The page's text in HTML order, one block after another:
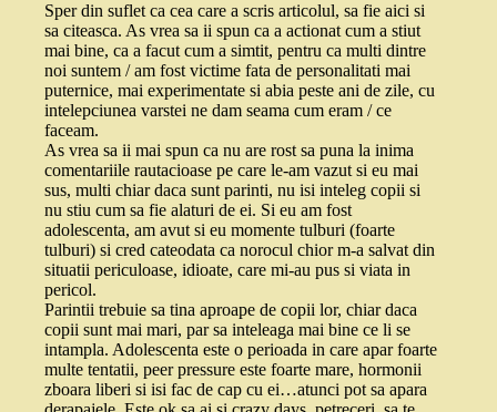
Sper din suflet ca cea care a scris articolul, sa fie aici si
sa citeasca. As vrea sa ii spun ca a actionat cum a stiut
mai bine, ca a facut cum a simtit, pentru ca multi dintre
noi suntem / am fost victime fata de personalitati mai
puternice, mai experimentate si abia peste ani de zile, cu
intelepciunea varstei ne dam seama cum eram / ce
faceam.
As vrea sa ii mai spun ca nu are rost sa puna la inima
comentariile rautacioase pe care le-am vazut si eu mai
sus, multi chiar daca sunt parinti, nu isi inteleg copii si
nu stiu cum sa fie alaturi de ei. Si eu am fost
adolescenta, am avut si eu momente tulburi (foarte
tulburi) si cred cateodata ca norocul chior m-a salvat din
situatii periculoase, idioate, care mi-au pus si viata in
pericol.
Parintii trebuie sa tina aproape de copii lor, chiar daca
copii sunt mai mari, par sa inteleaga mai bine ce li se
intampla. Adolescenta este o perioada in care apar foarte
multe tentatii, peer pressure este foarte mare, hormonii
zboara liberi si isi fac de cap cu ei…atunci pot sa apara